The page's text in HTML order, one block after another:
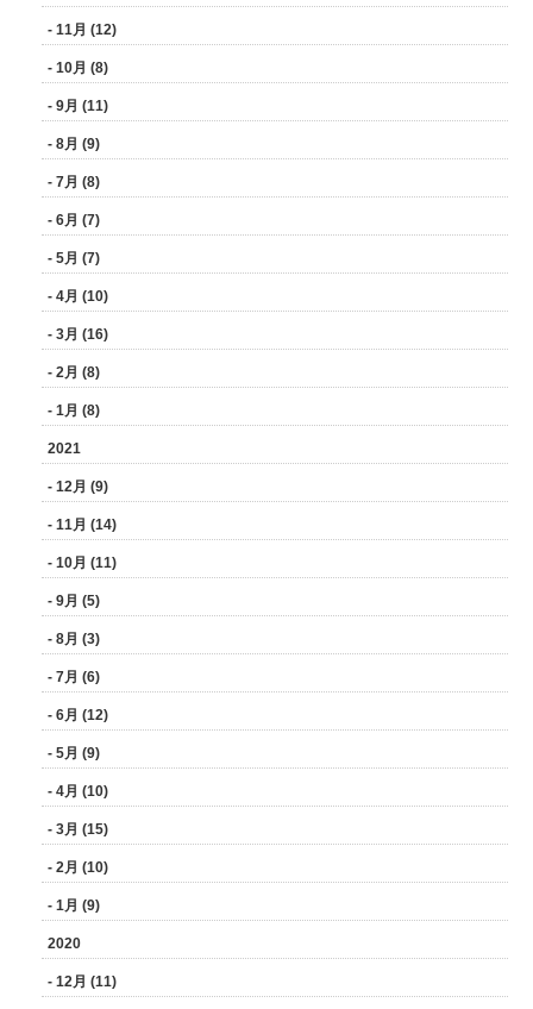
- 11月 (12)
- 10月 (8)
- 9月 (11)
- 8月 (9)
- 7月 (8)
- 6月 (7)
- 5月 (7)
- 4月 (10)
- 3月 (16)
- 2月 (8)
- 1月 (8)
2021
- 12月 (9)
- 11月 (14)
- 10月 (11)
- 9月 (5)
- 8月 (3)
- 7月 (6)
- 6月 (12)
- 5月 (9)
- 4月 (10)
- 3月 (15)
- 2月 (10)
- 1月 (9)
2020
- 12月 (11)